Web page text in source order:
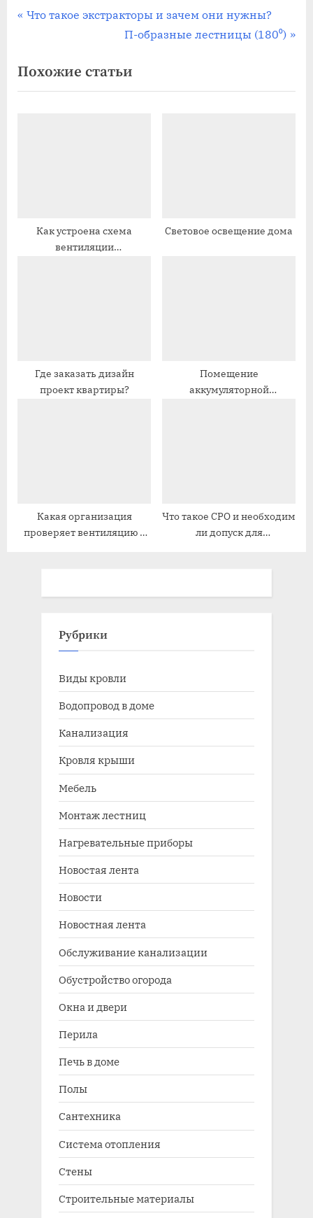
Навигация
записям
П
д
ы
Что такое экстракторы и зачем они нужны?
С
е
д
а
П-образные лестницы (180⁰)
Похожие статьи
Как устроена схема
вентиляции
Световое освещение дома
Где заказать дизайн
проект квартиры?
Помещение
аккумуляторной
Какая организация
проверяет вентиляцию в
Что такое СРО и необходим
ли допуск для
Рубрики
Виды кровли
Водопровод в доме
Канализация
Кровля крыши
Мебель
Монтаж лестниц
Нагревательные приборы
Новостая лента
Новости
Новостная лента
Обслуживание канализации
Обустройство огорода
Окна и двери
Перила
Печь в доме
Полы
Сантехника
Система отопления
Стены
Строительные материалы